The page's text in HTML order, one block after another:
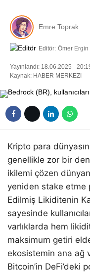
Emre Toprak
Editör: Ömer Ergin
Yayınlandı: 18.06.2025 -
Kaynak: HABER MERKEZI
Kripto para
genellikle zor bir
ikilemi çözen
yeniden stake etme
Edilmiş Likiditenin
sayesinde
varlıklarda hem
maksimum getiri
ekosistemin ana ağ
Bitcoin’in DeFi’deki